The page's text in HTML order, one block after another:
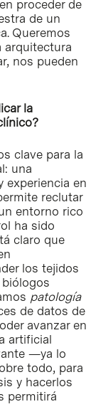
proceder de
de un
Queremos
arquitectura
nos pueden
la
clave para la
una
experiencia en
reclutar
entorno rico
ha sido
claro que
los tejidos
patología
de datos de
avanzar en
artificial
—ya lo
todo, para
y hacerlos
permitirá